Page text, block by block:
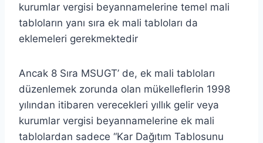
kurumlar vergisi beyannamelerine temel mali
tabloların yanı sıra ek mali tabloları da
eklemeleri gerekmektedir
Ancak 8 Sıra MSUGT’ de, ek mali tabloları
düzenlemek zorunda olan mükelleflerin 1998
yılından itibaren verecekleri yıllık gelir veya
kurumlar vergisi beyannamelerine ek mali
tablolardan sadece “Kar Dağıtım Tablosunu